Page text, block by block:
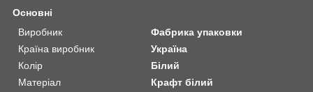
Основні
Виробник
Фабрика упаковки
Країна виробник
Україна
Колір
Білий
Матеріал
Крафт білий